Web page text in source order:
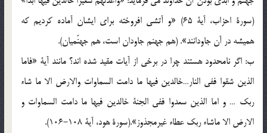
(سورة احزاب، آية 65) «و آتشي افروخته براي ايشان آماده كرديم كه
هميشه در آن جاودانند». (هم جهنم جاودان است، هم جهنّميان).
ب: اگر نامحدود هستند چرا در برخي از آيات مقيد شده اند؟ مانند آية «فاما
الذين شقوا ففي النار…خالدين فيها ما دامت السماوات والارض الا ما شاء
ربك … و اما الذين سعدوا ففي الجنة خالدين فيها ما دامت السماوات و
الارض الا ماشاء ربك عطاء غيرمجذوز».(سورة هود، آية 108-106).